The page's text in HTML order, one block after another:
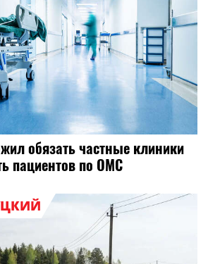
обязать частные клиники
пациентов по ОМС